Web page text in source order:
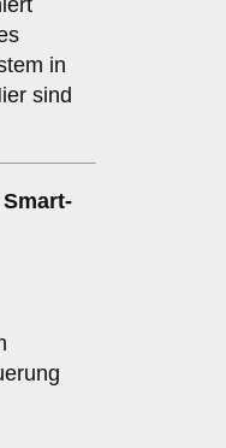
in
sind
Smart-